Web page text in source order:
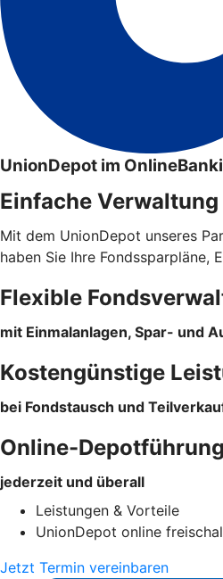
UnionDepot im
Einfache
Mit dem UnionDepot unseres
haben Sie Ihre Fondssparpläne,
Flexible
mit Einmalanlagen, Spar- und
Kostengünstige
bei Fondstausch und
Online-Depotführung
jederzeit und überall
Leistungen & Vorteile
UnionDepot online
Jetzt Termin vereinbaren